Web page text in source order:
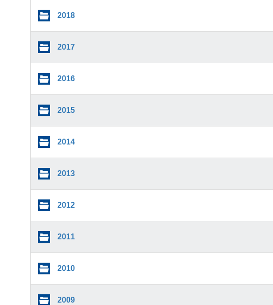
2018
2017
2016
2015
2014
2013
2012
2011
2010
2009